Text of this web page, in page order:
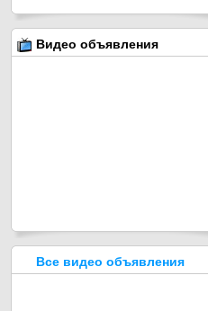
Видео объявления
Все видео объявления